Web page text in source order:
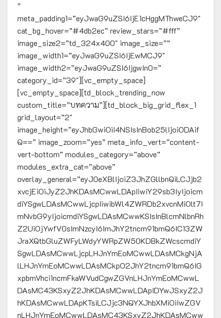
”
meta_padding1=”eyJwaG9uZSI6IjE1cHggMThweCJ9″
cat_bg_hover=”#4db2ec” review_stars=”#fff”
image_size2=”td_324x400″ image_size=””
image_width1=”eyJwaG9uZSI6IjEwMCJ9″
image_width2=”eyJwaG9uZSI6IjgwIn0=”
category_id=”39″][vc_empty_space]
[vc_empty_space][td_block_trending_now
custom_title=”บทความ”][td_block_big_grid_flex_1
grid_layout=”2″
image_height=”eyJhbGwiOiI4NSIsInBob25lIjoiODAif
Q==” image_zoom=”yes” meta_info_vert=”content-
vert-bottom” modules_category=”above”
modules_extra_cat=”above”
overlay_general=”eyJ0eXBlIjoiZ3JhZGllbnQiLCJjb2
xvcjEiOiJyZ2JhKDAsMCwwLDApIiwiY29sb3IyIjoicm
diYSgwLDAsMCwwLjcpIiwibWl4ZWRDb2xvcnMiOlt7I
mNvbG9yIjoicmdiYSgwLDAsMCwwKSIsInBlcmNlbnRh
Z2UiOjYwfV0sImNzcyI6ImJhY2tncm91bmQ6IC13ZW
JraXQtbGluZWFyLWdyYWRpZW50KDBkZWcscmdiY
SgwLDAsMCwwLjcpLHJnYmEoMCwwLDAsMCkgNjA
lLHJnYmEoMCwwLDAsMCkpO2JhY2tncm91bmQ6IG
xpbmVhci1ncmFkaWVudCgwZGVnLHJnYmEoMCwwL
DAsMC43KSxyZ2JhKDAsMCwwLDApIDYwJSxyZ2J
hKDAsMCwwLDApKTsiLCJjc3NQYXJhbXMiOiIwZGV
nLHJnYmEoMCwwLDAsMC43KSxyZ2JhKDAsMCww